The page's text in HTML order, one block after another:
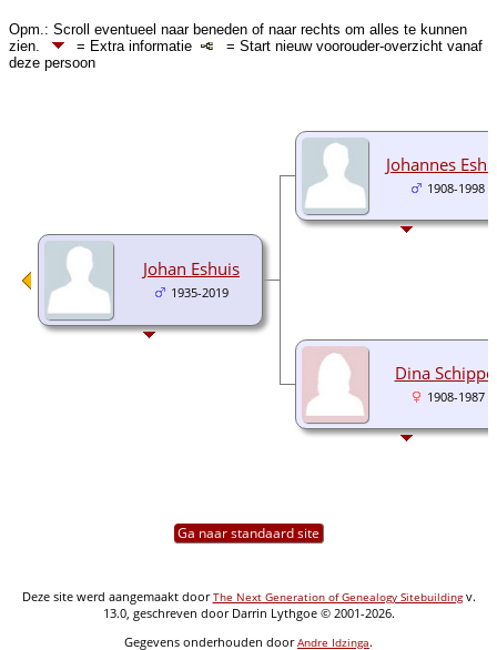
Opm.: Scroll eventueel naar beneden of naar rechts om alles te kunnen
zien.
= Extra informatie
= Start nieuw voorouder-overzicht vanaf
deze persoon
Johan Eshuis
1935-2019
Johannes
1908-1998
Dina
1908-1987
Ga naar standaard site
Deze site werd aangemaakt doorThe Next Generation of Genealogy Sitebuildingv.
13.0, geschreven door Darrin Lythgoe © 2001-2026.
Gegevens onderhouden doorAndre Idzinga.